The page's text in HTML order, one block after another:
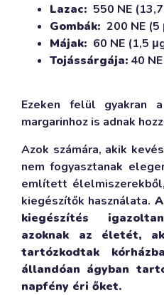
Lazac: 550 NE
Gombák: 200 NE
Májak: 60 NE (1,5
Tojássárgája: 40
Ezeken felül gyakran
margarinhoz is adnak
Azok számára, akik
nem fogyasztanak
említett
kiegészítők használata.
kiegészítés
azoknak az életét,
tartózkodtak
állandóan ágyban
napfény éri őket.